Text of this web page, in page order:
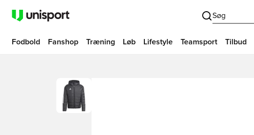
Søg
Fodbold Fanshop Træning Løb Lifestyle Teamsport Tilbud